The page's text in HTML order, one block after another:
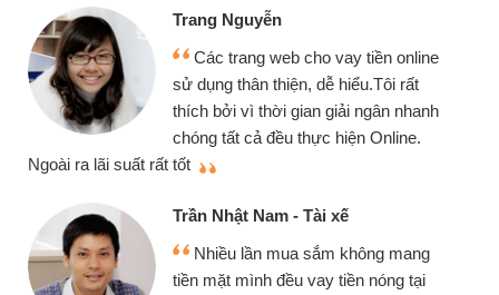
Trang Nguyễn
Các trang web cho vay tiền online
sử dụng thân thiện, dễ hiểu.Tôi rất
thích bởi vì thời gian giải ngân nhanh
chóng tất cả đều thực hiện Online.
Ngoài ra lãi suất rất tốt
Trần Nhật Nam - Tài xế
Nhiều lần mua sắm không mang
tiền mặt mình đều vay tiền nóng tại